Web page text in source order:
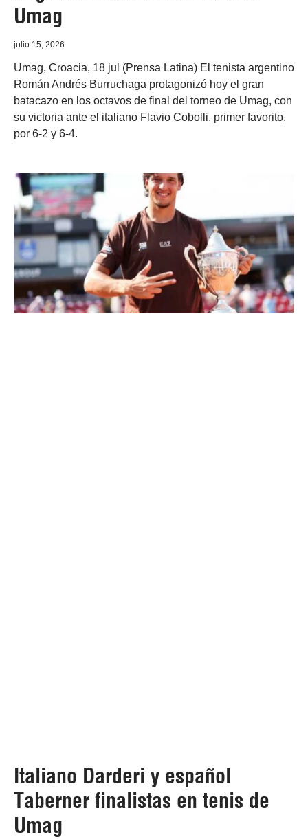
Umag
julio 15, 2026
Umag, Croacia, 18 jul (Prensa Latina) El tenista argentino
Román Andrés Burruchaga protagonizó hoy el gran
batacazo en los octavos de final del torneo de Umag, con
su victoria ante el italiano Flavio Cobolli, primer favorito,
por 6-2 y 6-4.
Italiano Darderi y español
Taberner finalistas en tenis de
Umag